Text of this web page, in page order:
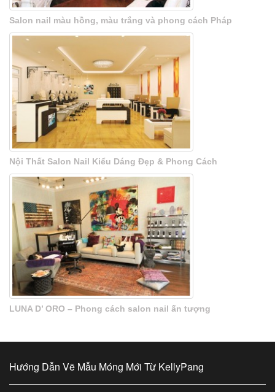
Salon nail màu hồng, màu trắng và phong cách Pháp
Nội Thất Salon Nail Kiểu Dáng Đẹp & Phong Cách
LUNA D’ ORO – Phong cách salon nail ấn tượng
Hướng Dẫn Vẽ Mẫu Móng Mới Từ KellyPang